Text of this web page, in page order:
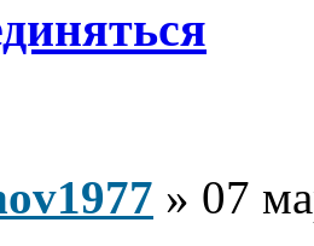
» 07